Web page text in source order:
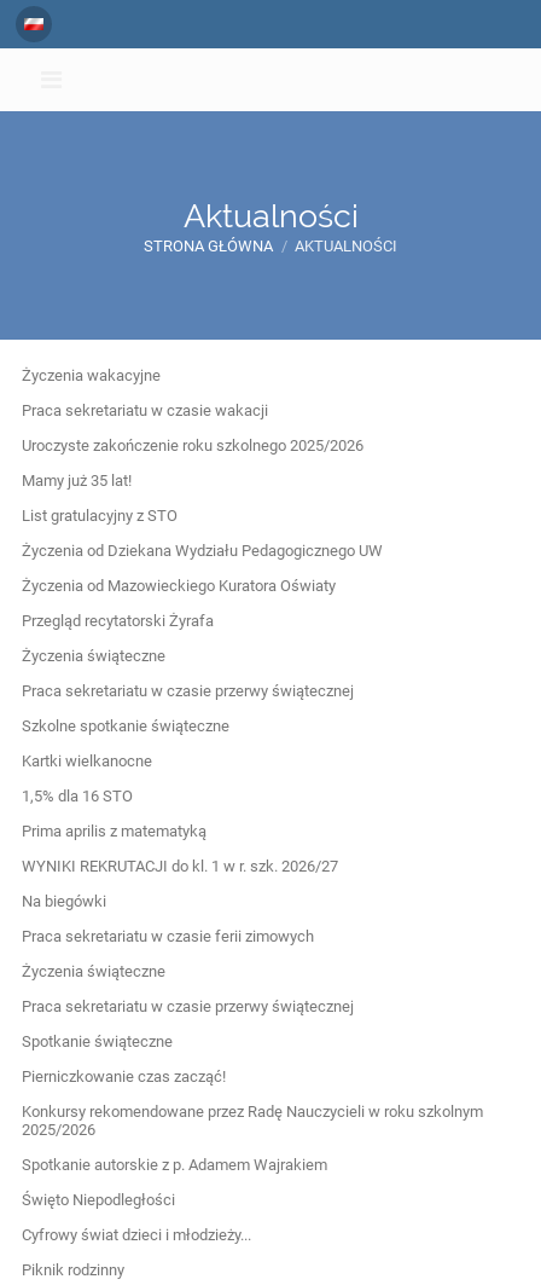
Aktualności
STRONA GŁÓWNA / AKTUALNOŚCI
Aktualności
Życzenia wakacyjne
Praca sekretariatu w czasie wakacji
Uroczyste zakończenie roku szkolnego 2025/2026
Mamy już 35 lat!
List gratulacyjny z STO
Życzenia od Dziekana Wydziału Pedagogicznego UW
Życzenia od Mazowieckiego Kuratora Oświaty
Przegląd recytatorski Żyrafa
Życzenia świąteczne
Praca sekretariatu w czasie przerwy świątecznej
Szkolne spotkanie świąteczne
Kartki wielkanocne
1,5% dla 16 STO
Prima aprilis z matematyką
WYNIKI REKRUTACJI do kl. 1 w r. szk. 2026/27
Na biegówki
Praca sekretariatu w czasie ferii zimowych
Życzenia świąteczne
Praca sekretariatu w czasie przerwy świątecznej
Spotkanie świąteczne
Pierniczkowanie czas zacząć!
Konkursy rekomendowane przez Radę Nauczycieli w roku szkolnym
2025/2026
Spotkanie autorskie z p. Adamem Wajrakiem
Święto Niepodległości
Cyfrowy świat dzieci i młodzieży...
Piknik rodzinny